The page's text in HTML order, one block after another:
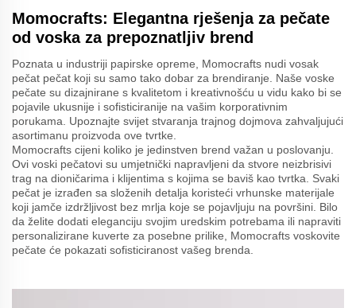
Momocrafts: Elegantna rješenja za pečate
od voska za prepoznatljiv brend
Poznata u industriji papirske opreme, Momocrafts nudi vosak
pečat pečat koji su samo tako dobar za brendiranje. Naše voske
pečate su dizajnirane s kvalitetom i kreativnošću u vidu kako bi se
pojavile ukusnije i sofisticiranije na vašim korporativnim
porukama. Upoznajte svijet stvaranja trajnog dojmova zahvaljujući
asortimanu proizvoda ove tvrtke.
Momocrafts cijeni koliko je jedinstven brend važan u poslovanju.
Ovi voski pečatovi su umjetnički napravljeni da stvore neizbrisivi
trag na dioničarima i klijentima s kojima se baviš kao tvrtka. Svaki
pečat je izrađen sa složenih detalja koristeći vrhunske materijale
koji jamče izdržljivost bez mrlja koje se pojavljuju na površini. Bilo
da želite dodati eleganciju svojim uredskim potrebama ili napraviti
personalizirane kuverte za posebne prilike, Momocrafts voskovite
pečate će pokazati sofisticiranost vašeg brenda.